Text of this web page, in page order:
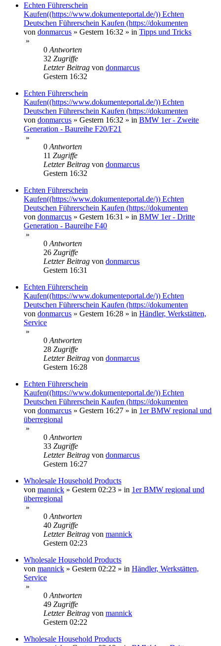
Echten Führerschein
Kaufen((https://www.dokumenteportal.de/)) Echten
Deutschen Führerschein Kaufen (https://dokumenten
von donmarcus » Gestern 16:32 » in Tipps und Tricks
»
0 Antworten
32 Zugriffe
Letzter Beitrag von donmarcus
Gestern 16:32
Echten Führerschein
Kaufen((https://www.dokumenteportal.de/)) Echten
Deutschen Führerschein Kaufen (https://dokumenten
von donmarcus » Gestern 16:32 » in BMW 1er - Zweite
Generation - Baureihe F20/F21
»
0 Antworten
11 Zugriffe
Letzter Beitrag von donmarcus
Gestern 16:32
Echten Führerschein
Kaufen((https://www.dokumenteportal.de/)) Echten
Deutschen Führerschein Kaufen (https://dokumenten
von donmarcus » Gestern 16:31 » in BMW 1er - Dritte
Generation - Baureihe F40
»
0 Antworten
26 Zugriffe
Letzter Beitrag von donmarcus
Gestern 16:31
Echten Führerschein
Kaufen((https://www.dokumenteportal.de/)) Echten
Deutschen Führerschein Kaufen (https://dokumenten
von donmarcus » Gestern 16:28 » in Händler, Werkstätten,
Service
»
0 Antworten
28 Zugriffe
Letzter Beitrag von donmarcus
Gestern 16:28
Echten Führerschein
Kaufen((https://www.dokumenteportal.de/)) Echten
Deutschen Führerschein Kaufen (https://dokumenten
von donmarcus » Gestern 16:27 » in 1er BMW regional und
überregional
»
0 Antworten
33 Zugriffe
Letzter Beitrag von donmarcus
Gestern 16:27
Wholesale Household Products
von mannick » Gestern 02:23 » in 1er BMW regional und
überregional
»
0 Antworten
40 Zugriffe
Letzter Beitrag von mannick
Gestern 02:23
Wholesale Household Products
von mannick » Gestern 02:22 » in Händler, Werkstätten,
Service
»
0 Antworten
49 Zugriffe
Letzter Beitrag von mannick
Gestern 02:22
Wholesale Household Products